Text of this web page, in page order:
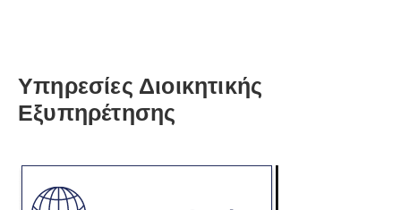
Υπηρεσίες Διοικητικής
Εξυπηρέτησης